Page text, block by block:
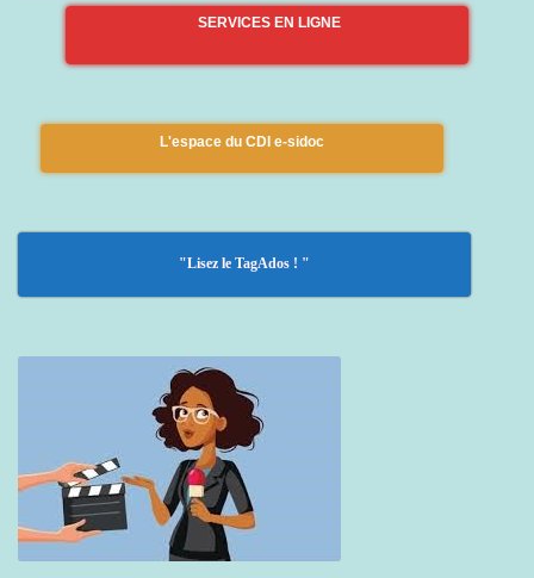
SERVICES EN LIGNE
L'espace du CDI e-sidoc
"Lisez le TagAdos ! "